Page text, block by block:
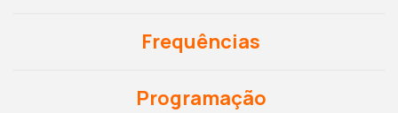
Frequências
Programação